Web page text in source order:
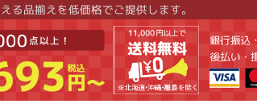
る品揃えを低価格でご提供します。